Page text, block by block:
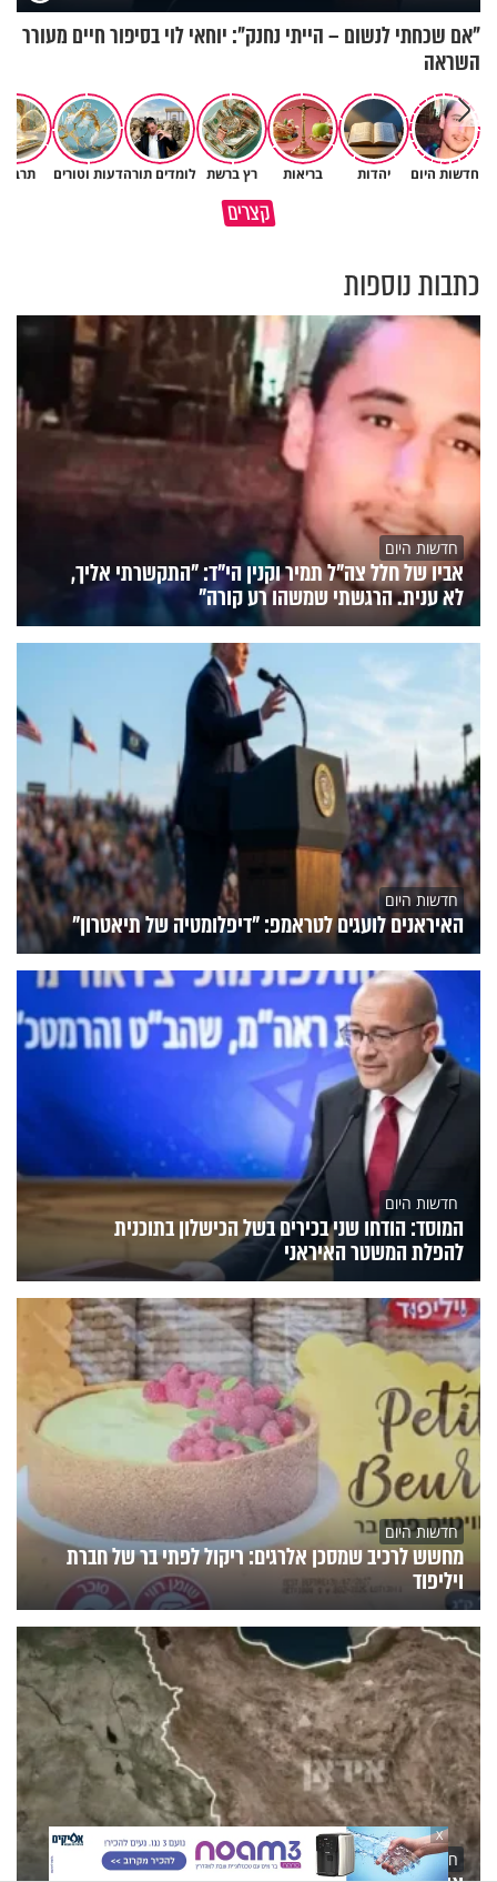
"אם שכחתי לנשום – הייתי נחנק": יוחאי לוי בסיפור חיים מעורר
השראה
חדשות היום יהדות בריאות רץ ברשת לומדים תורהדעות וטורים
קצרים
תשתמש באהבה של השם לטובתך
פותחים פתח קטן - ומקבלים
כתבות נוספות
חדשות היום
אביו של חלל צה"ל תמיר וקנין הי"ד: "התקשרתי אליך,
לא ענית. הרגשתי שמשהו רע קורה"
חדשות היום
האיראנים לועגים לטראמפ: "דיפלומטיה של תיאטרון"
חדשות היום
המוסד: הודחו שני בכירים בשל הכישלון בתוכנית
להפלת המשטר האיראני
חדשות היום
מחשש לרכיב שמסכן אלרגים: ריקול לפתי בר של חברת
ויליפוד
חדשות היום
X